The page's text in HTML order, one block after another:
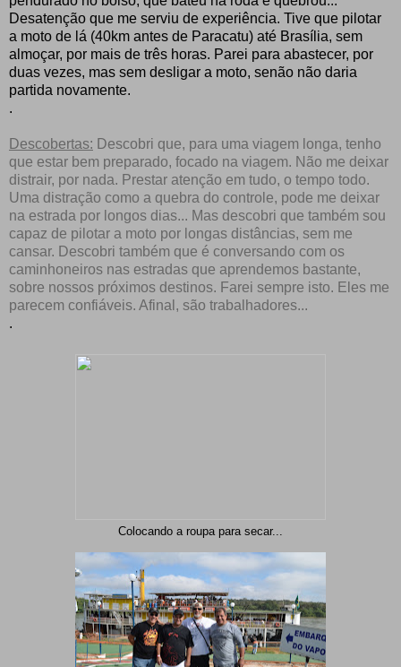
Desatenção que me serviu de experiência. Tive que pilotar
a moto de lá (40km antes de Paracatu) até Brasília, sem
almoçar, por mais de três horas. Parei para abastecer, por
duas vezes, mas sem desligar a moto, senão não daria
partida novamente.
.
Descobertas: Descobri que, para uma viagem longa, tenho
que estar bem preparado, focado na viagem. Não me deixar
distrair, por nada. Prestar atenção em tudo, o tempo todo.
Uma distração como a quebra do controle, pode me deixar
na estrada por longos dias... Mas descobri que também sou
capaz de pilotar a moto por longas distâncias, sem me
cansar. Descobri também que é conversando com os
caminhoneiros nas estradas que aprendemos bastante,
sobre nossos próximos destinos. Farei sempre isto. Eles me
parecem confiáveis. Afinal, são trabalhadores...
.
Colocando a roupa para secar...